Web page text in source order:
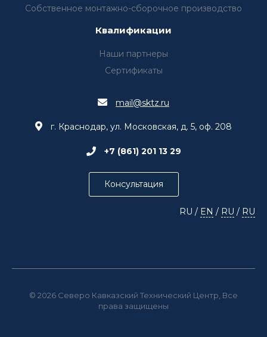
Собственное монтажно-сборочное производство
Квалификации
Наши партнеры
Сертификаты
mail@sktz.ru
г. Краснодар, ул. Московская, д. 5, оф. 208
+7 (861) 201 13 29
Консультация
RU / EN / RU / RU
© 2026 Северо Кавказский Технический Центр, Все
права защищены